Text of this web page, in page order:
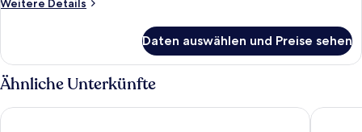
Weitere Details
Or
Twin
Room
Daten auswählen und Preise sehen
Ähnliche Unterkünfte
Hotel Santa Maria Hotel